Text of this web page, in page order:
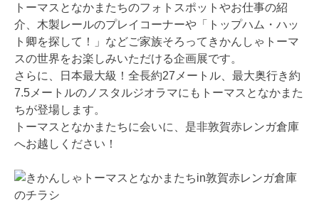
トーマスとなかまたちのフォトスポットやお仕事の紹
介、木製レールのプレイコーナーや「トップハム・ハッ
ト卿を探して！」などご家族そろってきかんしゃトーマ
スの世界をお楽しみいただける企画展です。
さらに、日本最大級！全長約27メートル、最大奥行き約
7.5メートルのノスタルジオラマにもトーマスとなかまた
ちが登場します。
トーマスとなかまたちに会いに、是非敦賀赤レンガ倉庫
へお越しください！